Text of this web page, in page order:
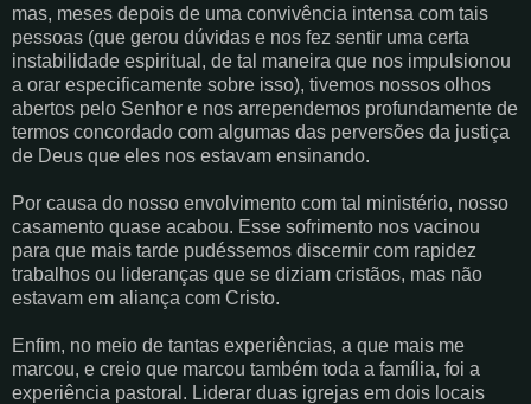
mas, meses depois de uma convivência intensa com tais
pessoas (que gerou dúvidas e nos fez sentir uma certa
instabilidade espiritual, de tal maneira que nos impulsionou
a orar especificamente sobre isso), tivemos nossos olhos
abertos pelo Senhor e nos arrependemos profundamente de
termos concordado com algumas das perversões da justiça
de Deus que eles nos estavam ensinando.
Por causa do nosso envolvimento com tal ministério, nosso
casamento quase acabou. Esse sofrimento nos vacinou
para que mais tarde pudéssemos discernir com rapidez
trabalhos ou lideranças que se diziam cristãos, mas não
estavam em aliança com Cristo.
Enfim, no meio de tantas experiências, a que mais me
marcou, e creio que marcou também toda a família, foi a
experiência pastoral. Liderar duas igrejas em dois locais